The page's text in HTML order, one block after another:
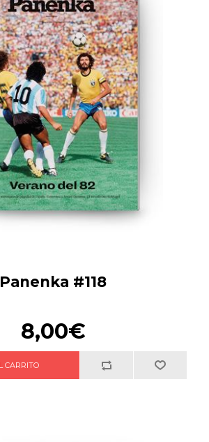
Panenka #118
8,00€